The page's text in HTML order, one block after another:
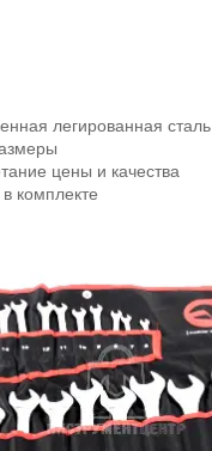
легированная сталь
цены и качества
комплекте